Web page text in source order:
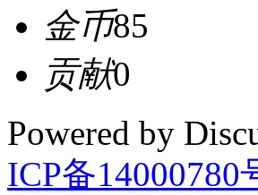
金币85
贡献0
Powered by
ICP备14000780